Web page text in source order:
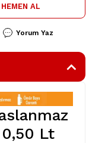
HEMEN AL
Yorum Yaz
0,50 Lt